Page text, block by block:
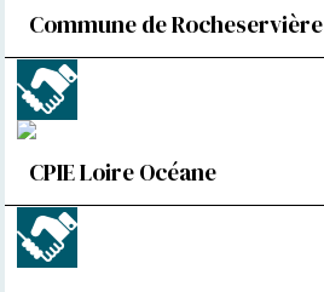
Commune de Rocheservière
CPIE Loire Océane